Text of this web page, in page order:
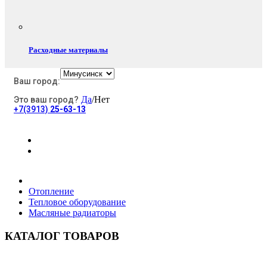
Расходные материалы
Электротовары
Ваш город:
Это ваш город? Да/Нет
+7(3913) 25-63-13
Отопление
Тепловое оборудование
Масляные радиаторы
КАТАЛОГ ТОВАРОВ